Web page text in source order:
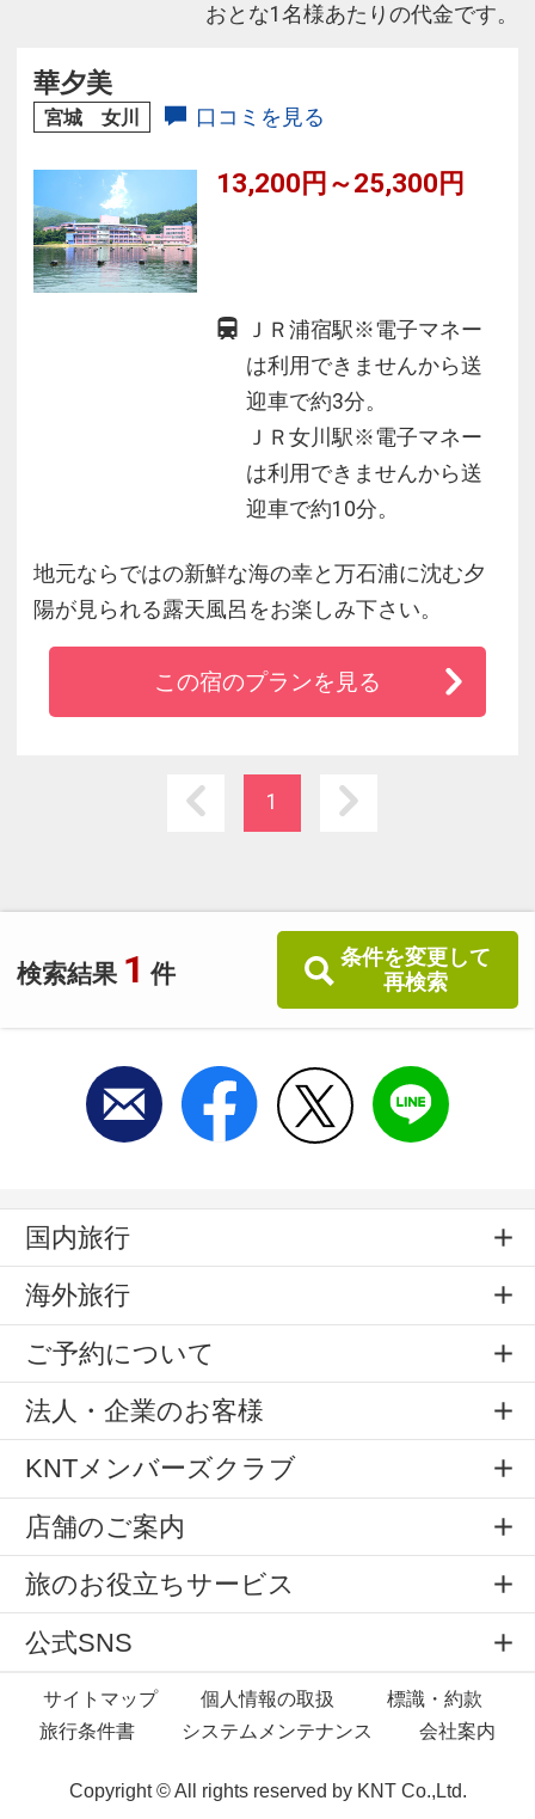
検索結果 1 件
条件を変更して
再検索
おとな1名様あたりの代金です。
華夕美
宮城 女川 口コミを見る
13,200円～25,300円
ＪＲ浦宿駅※電子マネー
は利用できませんから送
迎車で約3分。
ＪＲ女川駅※電子マネー
は利用できませんから送
迎車で約10分。
地元ならではの新鮮な海の幸と万石浦に沈む夕
陽が見られる露天風呂をお楽しみ下さい。
この宿のプランを見る
1
国内旅行
海外旅行
ご予約について
法人・企業のお客様
KNTメンバーズクラブ
店舗のご案内
旅のお役立ちサービス
公式SNS
サイトマップ 個人情報の取扱
標識・約款
旅行条件書
システムメンテナンス 会社案内
Copyright © All rights reserved by KNT Co.,Ltd.